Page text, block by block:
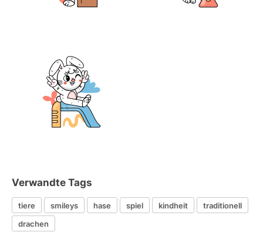
Verwandte Tags
tiere smileys hase spiel kindheit
traditionell
drachen